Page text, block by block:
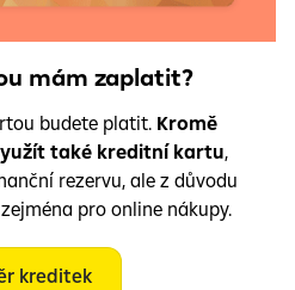
mám zaplatit?
budete platit. Kromě
také kreditní kartu,
rezervu, ale z důvodu
pro online nákupy.
kreditek